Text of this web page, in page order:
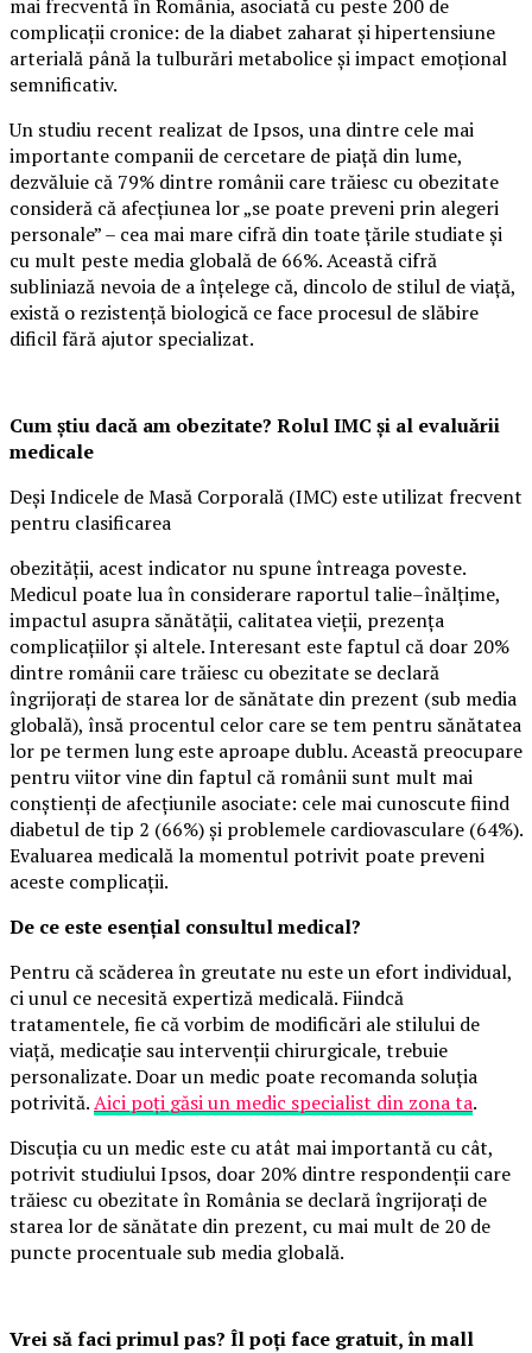
mai frecventă în România, asociată cu peste 200 de
complicații cronice: de la diabet zaharat și hipertensiune
arterială până la tulburări metabolice și impact emoțional
semnificativ.
Un studiu recent realizat de Ipsos, una dintre cele mai
importante companii de cercetare de piață din lume,
dezvăluie că 79% dintre românii care trăiesc cu obezitate
consideră că afecțiunea lor „se poate preveni prin alegeri
personale” – cea mai mare cifră din toate țările studiate și
cu mult peste media globală de 66%. Această cifră
subliniază nevoia de a înțelege că, dincolo de stilul de viață,
există o rezistență biologică ce face procesul de slăbire
dificil fără ajutor specializat.
Cum știu dacă am obezitate? Rolul IMC și al evaluării
medicale
Deși Indicele de Masă Corporală (IMC) este utilizat frecvent
pentru clasificarea
obezității, acest indicator nu spune întreaga poveste.
Medicul poate lua în considerare raportul talie–înălțime,
impactul asupra sănătății, calitatea vieții, prezența
complicațiilor și altele. Interesant este faptul că doar 20%
dintre românii care trăiesc cu obezitate se declară
îngrijorați de starea lor de sănătate din prezent (sub media
globală), însă procentul celor care se tem pentru sănătatea
lor pe termen lung este aproape dublu. Această preocupare
pentru viitor vine din faptul că românii sunt mult mai
conștienți de afecțiunile asociate: cele mai cunoscute fiind
diabetul de tip 2 (66%) și problemele cardiovasculare (64%).
Evaluarea medicală la momentul potrivit poate preveni
aceste complicații.
De ce este esențial consultul medical?
Pentru că scăderea în greutate nu este un efort individual,
ci unul ce necesită expertiză medicală. Fiindcă
tratamentele, fie că vorbim de modificări ale stilului de
viață, medicație sau intervenții chirurgicale, trebuie
personalizate. Doar un medic poate recomanda soluția
potrivită.Aici poți găsi un medic specialist din zona ta.
Discuția cu un medic este cu atât mai importantă cu cât,
potrivit studiului Ipsos, doar 20% dintre respondenții care
trăiesc cu obezitate în România se declară îngrijorați de
starea lor de sănătate din prezent, cu mai mult de 20 de
puncte procentuale sub media globală.
Vrei să faci primul pas? Îl poți face gratuit, în mall